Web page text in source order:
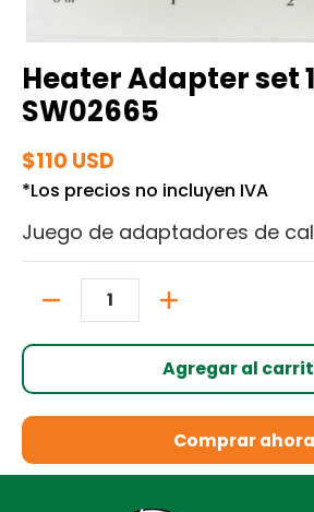
Heater Adapter set
SW02665
$110 USD
*Los precios no incluyen IVA
Juego de adaptadores de
Agregar al
Comprar ahora